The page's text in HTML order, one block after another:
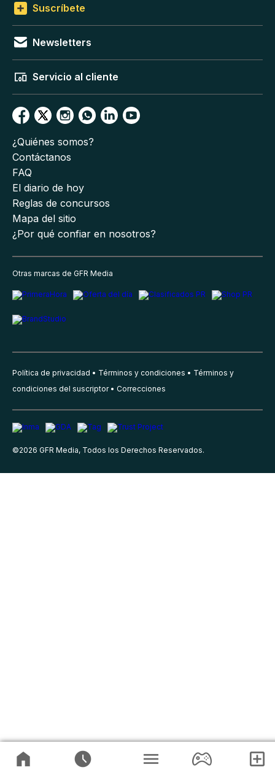
Suscríbete
Newsletters
Servicio al cliente
¿Quiénes somos?
Contáctanos
FAQ
El diario de hoy
Reglas de concursos
Mapa del sitio
¿Por qué confiar en nosotros?
Otras marcas de GFR Media
Política de privacidad Términos y condiciones
Términos y
condiciones del suscriptor
Correcciones
©2026 GFR Media, Todos los Derechos Reservados.